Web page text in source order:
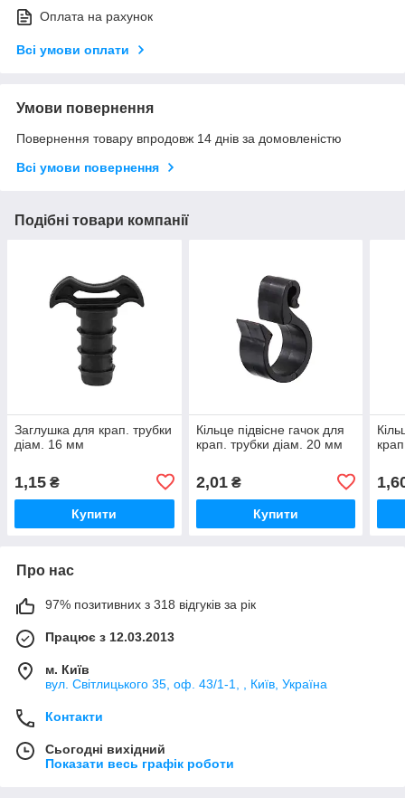
Оплата на рахунок
Всі умови оплати
Умови повернення
Повернення товару впродовж 14 днів за домовленістю
Всі умови повернення
Подібні товари компанії
Заглушка для крап. трубки
діам. 16 мм
1,15 ₴
Купити
Кільце підвісне гачок для
крап. трубки діам. 20 мм
2,01₴
Купити
Про нас
97% позитивних з 318 відгуків за рік
Працює з 12.03.2013
м. Київ
вул. Світлицького 35, оф. 43/1-1, , Київ, Україна
Контакти
Сьогодні вихідний
Показати весь графік роботи